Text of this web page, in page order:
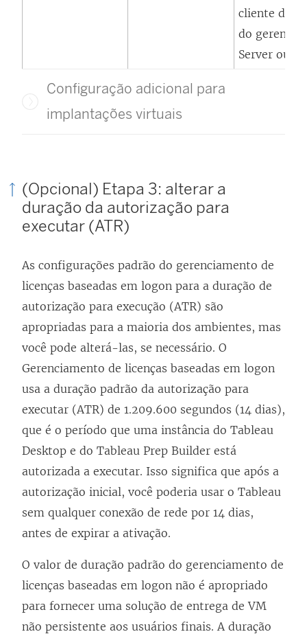
cliente do
do
Server ou
Configuração adicional para
implantações virtuais
(Opcional) Etapa 3: alterar a
duração da autorização para
executar (ATR)
As configurações padrão do gerenciamento de
licenças baseadas em logon para a duração de
autorização para execução (ATR) são
apropriadas para a maioria dos ambientes, mas
você pode alterá-las, se necessário. O
Gerenciamento de licenças baseadas em logon
usa a duração padrão da autorização para
executar (ATR) de 1.209.600 segundos (14 dias),
que é o período que uma instância do Tableau
Desktop e do Tableau Prep Builder está
autorizada a executar. Isso significa que após a
autorização inicial, você poderia usar o Tableau
sem qualquer conexão de rede por 14 dias,
antes de expirar a ativação.
O valor de duração padrão do gerenciamento de
licenças baseadas em logon não é apropriado
para fornecer uma solução de entrega de VM
não persistente aos usuários finais. A duração